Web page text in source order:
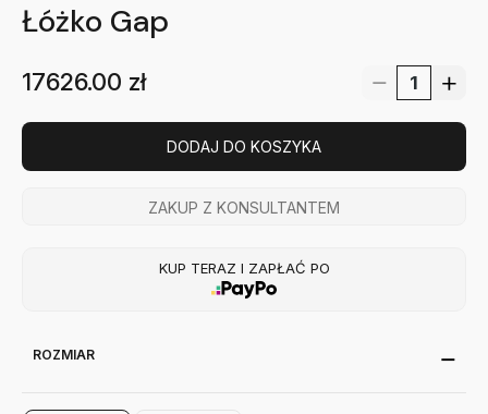
Łóżko Gap
17626.00 zł
DODAJ DO KOSZYKA
ZAKUP Z KONSULTANTEM
KUP TERAZ I ZAPŁAĆ PO
ROZMIAR